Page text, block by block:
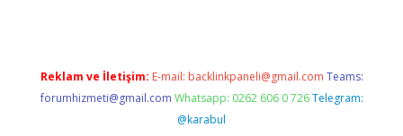
Reklam ve İletişim: E-mail: backlinkpaneli@gmail.com Teams:
forumhizmeti@gmail.com Whatsapp: 0262 606 0 726 Telegram:
@karabul